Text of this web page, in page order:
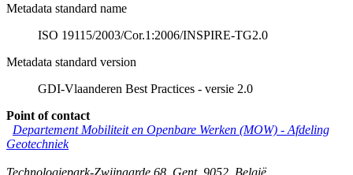
Metadata standard name
ISO 19115/2003/Cor.1:2006/INSPIRE-TG2.0
Metadata standard version
GDI-Vlaanderen Best Practices - versie 2.0
Point of contact
Departement Mobiliteit en Openbare Werken (MOW) - Afdeling
Geotechniek
Technologiepark-Zwijnaarde 68 Gent, 9052 België